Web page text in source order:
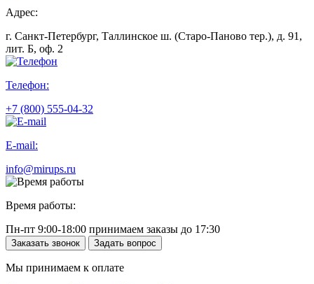
Адрес:
г. Санкт-Петербург, Таллинское ш. (Старо-Паново тер.), д. 91,
лит. Б, оф. 2
Телефон:
+7 (800) 555-04-32
E-mail:
info@mirups.ru
Время работы:
Пн-пт 9:00-18:00 принимаем заказы до 17:30
Заказать звонок Задать вопрос
Мы принимаем к оплате